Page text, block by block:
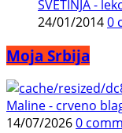
SVETINJA -
24/01/20140
Moja Srbija
Maline - crveno
14/07/20260